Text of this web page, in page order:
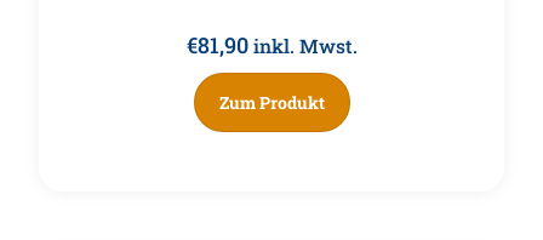
€81,90 inkl. Mwst.
Zum Produkt